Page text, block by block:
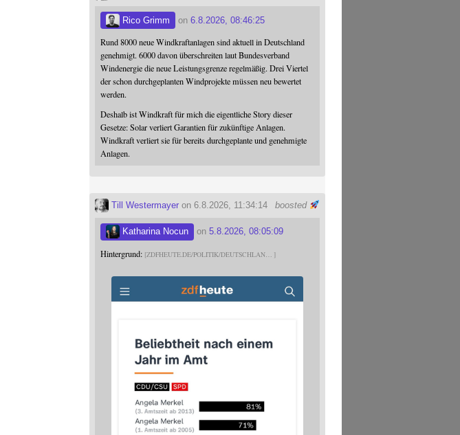
Rico Grimm on6.8.2026, 08:46:25
Rund 8000 neue Windkraftanlagen sind aktuell in Deutschland
genehmigt. 6000 davon überschreiten laut Bundesverband
Windenergie die neue Leistungsgrenze regelmäßig. Drei Viertel
der schon durchgeplanten Windprojekte müssen neu bewertet
werden.
Deshalb ist Windkraft für mich die eigentliche Story dieser
Gesetze: Solar verliert Garantien für zukünftige Anlagen.
Windkraft verliert sie für bereits durchgeplante und genehmigte
Anlagen.
boosted
Till Westermayer on 6.8.2026, 11:34:14
Katharina Nocun on5.8.2026, 08:05:09
Hintergrund: ZDFHEUTE.DE/POLITIK/DEUTSCHLAN